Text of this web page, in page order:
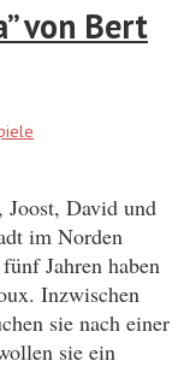
von Bert
David und
im Norden
Jahren haben
Inzwischen
sie nach einer
sie ein